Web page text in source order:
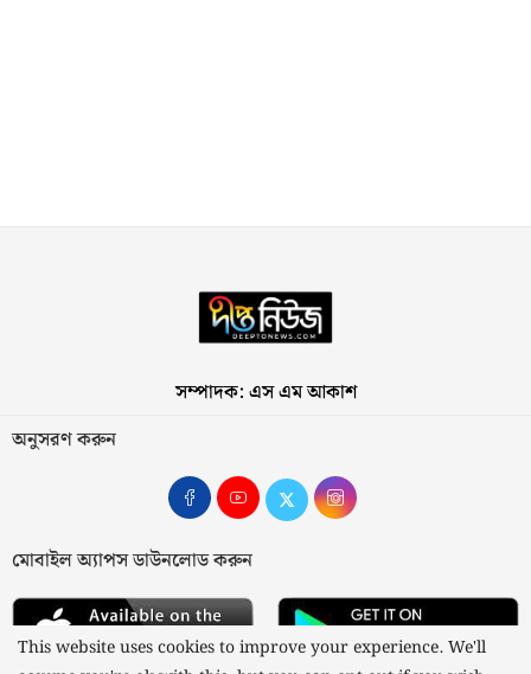
সম্পাদক: এস এম আকাশ
অনুসরণ করুন
মোবাইল অ্যাপস ডাউনলোড করুন
This website uses cookies to improve your experience. We'll